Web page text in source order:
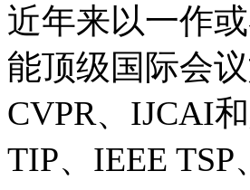
近年来以一作
能顶级国际会
CVPR、IJCAI
TIP、IEEE